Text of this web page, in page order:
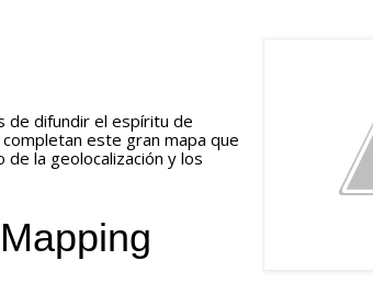
de difundir el espíritu de
este gran mapa que
la geolocalización y los